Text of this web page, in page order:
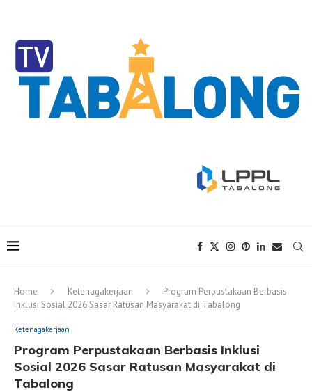
Home Ketenagakerjaan
Program Perpustakaan Berbasis
Inklusi Sosial 2026 Sasar Ratusan Masyarakat di Tabalong
Ketenagakerjaan
Program Perpustakaan Berbasis Inklusi
Sosial 2026 Sasar Ratusan Masyarakat di
Tabalong